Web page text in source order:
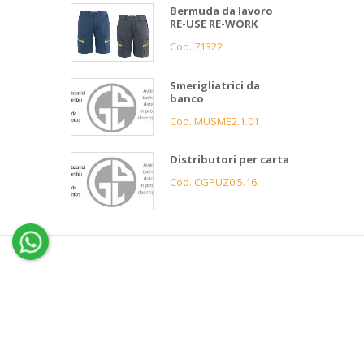
Bermuda da lavoro
RE-USE RE-WORK
Cod. 71322
Smerigliatrici da
banco
Cod. MUSME2.1.01
Distributori per carta
Cod. CGPUZ0.5.16